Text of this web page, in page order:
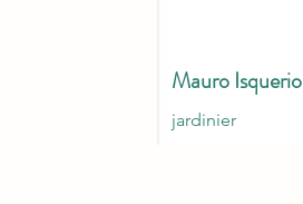
Mauro Isquerio
jardinier